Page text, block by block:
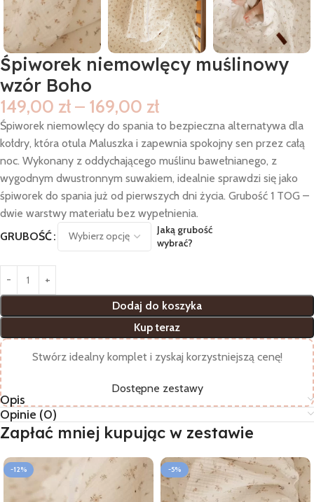
Śpiworek niemowlęcy muślinowy
wzór Boho
149,00 zł – 169,00 zł
Śpiworek niemowlęcy do spania to bezpieczna alternatywa dla
kołdry, która otula Maluszka i zapewnia spokojny sen przez całą
noc. Wykonany z oddychającego muślinu bawełnianego, z
wygodnym dwustronnym suwakiem, idealnie sprawdzi się jako
śpiworek do spania już od pierwszych dni życia. Grubość 1 TOG –
dwie warstwy materiału bez wypełnienia.
GRUBOŚĆ
Jaką grubość
wybrać?
Dodaj do koszyka
Kup teraz
Stwórz idealny komplet i zyskaj korzystniejszą cenę!
Dostępne zestawy
Opis
Opinie (0)
Zapłać mniej kupując w zestawie
-12% -5%